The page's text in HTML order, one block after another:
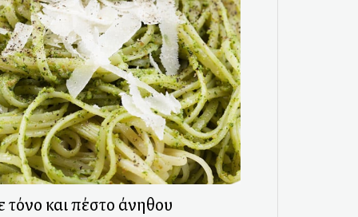
τόνο και πέστο άνηθου